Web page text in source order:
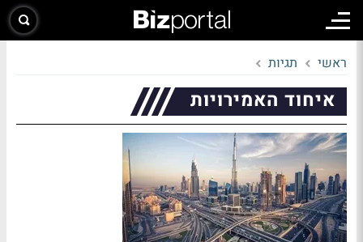
ראשי תגיות
איחוד האמירויות